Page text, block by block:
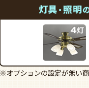
※オプションの設定が無い